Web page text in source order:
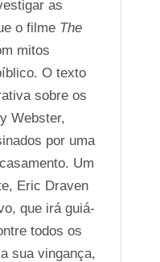
as
o filme The
mitos
O texto
sobre os
Webster,
por uma
Um
Eric Draven
que irá guiá-
todos os
sua vingança,